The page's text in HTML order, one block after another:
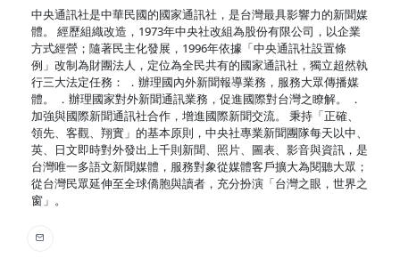
中央通訊社是中華民國的國家通訊社，是台灣最具影響力的新聞媒
體。 經歷組織改造，1973年中央社改組為股份有限公司，以企業
方式經營；隨著民主化發展，1996年依據「中央通訊社設置條
例」改制為財團法人，定位為全民共有的國家通訊社，獨立超然執
行三大法定任務： ．辦理國內外新聞報導業務，服務大眾傳播媒
體。 ．辦理國家對外新聞通訊業務，促進國際對台灣之瞭解。 ．
加強與國際新聞通訊社合作，增進國際新聞交流。 秉持「正確、
領先、客觀、翔實」的基本原則，中央社專業新聞團隊每天以中、
英、日文即時對外發出上千則新聞、照片、圖表、影音與資訊，是
台灣唯一多語文新聞媒體，服務對象從媒體客戶擴大為閱聽大眾；
從台灣民眾延伸至全球僑胞與讀者，充分扮演「台灣之眼，世界之
窗」。